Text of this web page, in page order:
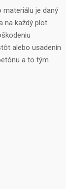
materiálu je daný
na každý plot
alebo usadenín
a to tým